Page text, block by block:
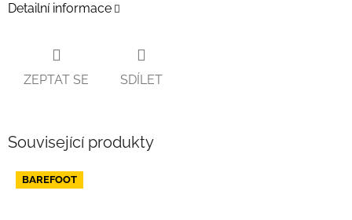
Detailní informace
ZEPTAT SE SDÍLET
Související produkty
BAREFOOT